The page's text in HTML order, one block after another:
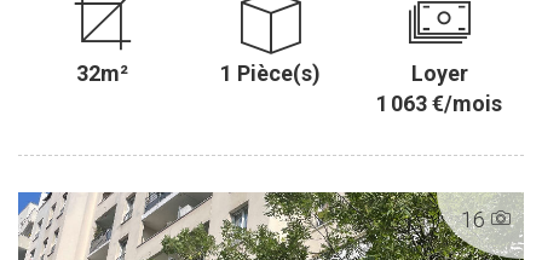
32m² 1 Pièce(s)
Loyer
1 063 €/mois
16